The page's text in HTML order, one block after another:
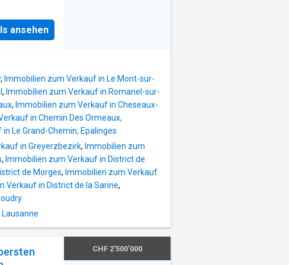
und sind
sie sich
mit
in
über
der
Website
stehen
ansehen
, Immobilien zum Verkauf in Le Mont-sur-
, Immobilien zum Verkauf in Romanel-sur-
, Immobilien zum Verkauf in Cheseaux-
in Chemin Des Ormeaux,
Le Grand-Chemin, Epalinges
in Greyerzbezirk, Immobilien zum
, Immobilien zum Verkauf in District de
de Morges, Immobilien zum Verkauf
Verkauf in District de la Sarine,
CHF 2'500'000